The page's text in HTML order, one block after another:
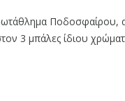
Ποδοσφαίρου,
3 μπάλες ίδιου